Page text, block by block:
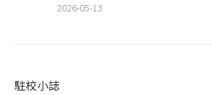
2026-05-13
駐校小誌